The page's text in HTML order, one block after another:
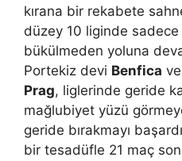
kırana bir rekabete
düzey 10 liginde
bükülmeden yoluna
Portekiz devi Benfica
Prag, liglerinde geride
mağlubiyet yüzü
geride bırakmayı
bir tesadüfle 21 maç